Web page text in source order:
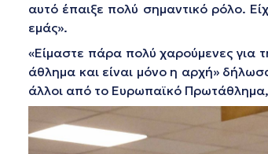
αυτό έπαιξε πολύ σημαντικό ρόλο.
εμάς».
«Είμαστε πάρα πολύ χαρούμενες για
άθλημα και είναι μόνο η αρχή»
άλλοι από το Ευρωπαϊκό